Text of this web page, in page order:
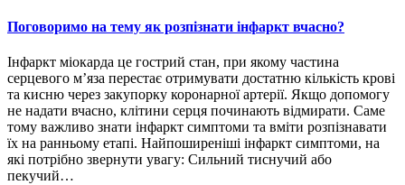
Поговоримо на тему як розпізнати інфаркт вчасно?
Інфаркт міокарда це гострий стан, при якому частина
серцевого м’яза перестає отримувати достатню кількість крові
та кисню через закупорку коронарної артерії. Якщо допомогу
не надати вчасно, клітини серця починають відмирати. Саме
тому важливо знати інфаркт симптоми та вміти розпізнавати
їх на ранньому етапі. Найпоширеніші інфаркт симптоми, на
які потрібно звернути увагу: Сильний тиснучий або
пекучий…